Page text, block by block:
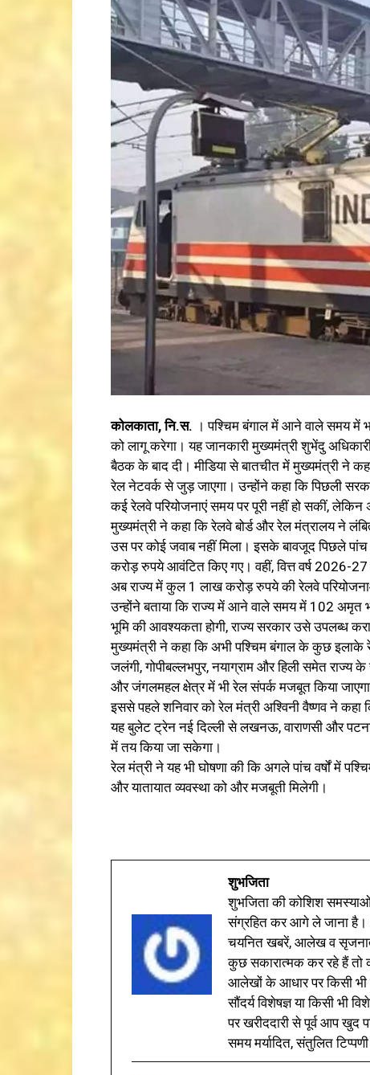
कोलकाता,नि.स. । पश्चिम बंगाल में आने वाले समय में
को लागू करेगा। यह जानकारी मुख्यमंत्री शुभेंदु
बैठक के बाद दी। मीडिया से बातचीत में मुख्यमंत्री ने
रेल नेटवर्क से जुड़ जाएगा। उन्होंने कहा कि पिछली
कई रेलवे परियोजनाएं समय पर पूरी नहीं हो सकीं,
मुख्यमंत्री ने कहा कि रेलवे बोर्ड और रेल मंत्रालय ने
उस पर कोई जवाब नहीं मिला। इसके बावजूद पिछले
करोड़ रुपये आवंटित किए गए। वहीं, वित्त वर्ष 2026-
अब राज्य में कुल 1 लाख करोड़ रुपये की रेलवे
उन्होंने बताया कि राज्य में आने वाले समय में 102
भूमि की आवश्यकता होगी, राज्य सरकार उसे उपलब्ध
मुख्यमंत्री ने कहा कि अभी पश्चिम बंगाल के कुछ इलाके
जलंगी, गोपीबल्लभपुर, नयाग्राम और हिली समेत राज्य के
और जंगलमहल क्षेत्र में भी रेल संपर्क मजबूत किया
इससे पहले शनिवार को रेल मंत्री अश्विनी वैष्णव ने
यह बुलेट ट्रेन नई दिल्ली से लखनऊ, वाराणसी और
में तय किया जा सकेगा।
रेल मंत्री ने यह भी घोषणा की कि अगले पांच वर्षों में
और यातायात व्यवस्था को और मजबूती मिलेगी।
शुभजिता
शुभजिता की कोशिश
संग्रहित कर आगे ले जाना है।
चयनित खबरें, आलेख व
कुछ सकारात्मक कर रहे हैं तो
आलेखों के आधार पर किसी भी
सौंदर्य विशेषज्ञ या किसी
पर खरीददारी से पूर्व आप
समय मर्यादित, संतुलित